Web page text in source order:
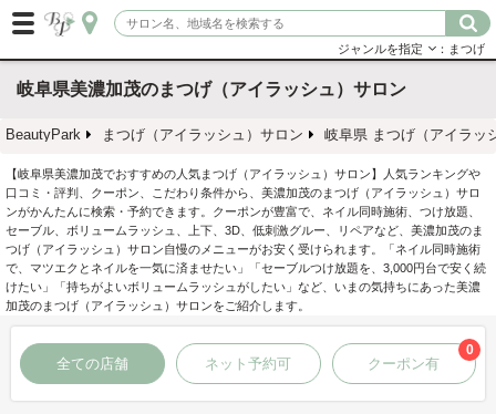
ジャンルを指定 ：まつげ
岐阜県美濃加茂のまつげ（アイラッシュ）サロン
BeautyPark まつげ（アイラッシュ）サロン 岐阜県 まつげ（アイラッ
【岐阜県美濃加茂でおすすめの人気まつげ（アイラッシュ）サロン】人気ランキングや
口コミ・評判、クーポン、こだわり条件から、美濃加茂のまつげ（アイラッシュ）サロ
ンがかんたんに検索・予約できます。クーポンが豊富で、ネイル同時施術、つけ放題、
セーブル、ボリュームラッシュ、上下、3D、低刺激グルー、リペアなど、美濃加茂のま
つげ（アイラッシュ）サロン自慢のメニューがお安く受けられます。「ネイル同時施術
で、マツエクとネイルを一気に済ませたい」「セーブルつけ放題を、3,000円台で安く続
けたい」「持ちがよいボリュームラッシュがしたい」など、いまの気持ちにあった美濃
加茂のまつげ（アイラッシュ）サロンをご紹介します。
全ての店舗 ネット予約可 クーポン有
0